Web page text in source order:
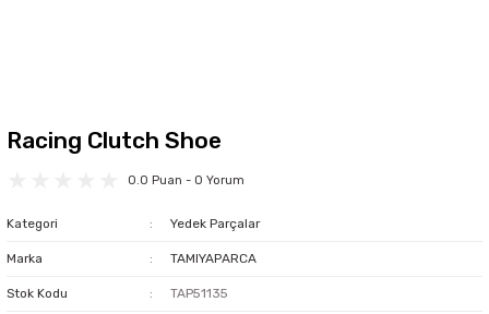
Racing Clutch Shoe
0.0 Puan - 0 Yorum
Kategori Yedek Parçalar
Marka TAMIYAPARCA
Stok Kodu TAP51135